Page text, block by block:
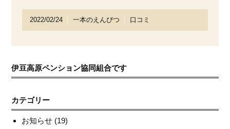
2022/02/24 一本のえんぴつ 口コミ
伊豆高原ペンション協同組合です
カテゴリー
お知らせ (19)